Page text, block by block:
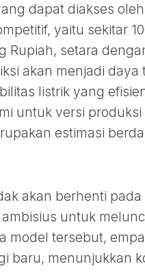
dapat diakses
yaitu sekitar
Rupiah, setara
akan menjadi
listrik yang
untuk versi
estimasi
akan berhenti
untuk
model tersebut,
baru, menunjukkan